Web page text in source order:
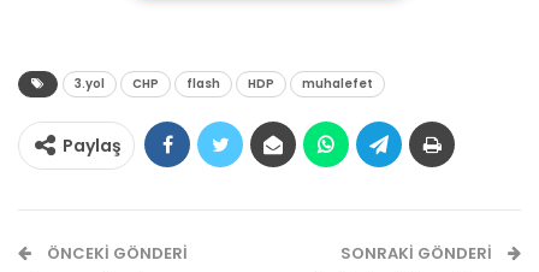
3.yol CHP flash HDP muhalefet
Paylaş
ÖNCEKI GÖNDERI SONRAKI GÖNDERI